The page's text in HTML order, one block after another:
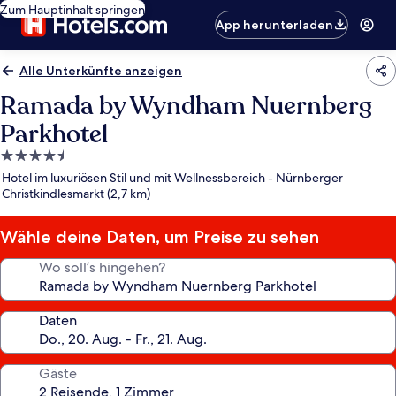
Zum Hauptinhalt springen
App herunterladen
Alle Unterkünfte anzeigen
Ramada by Wyndham Nuernberg
Parkhotel
4.5-
Sterne-
Unterkunft
Hotel im luxuriösen Stil und mit Wellnessbereich - Nürnberger
Christkindlesmarkt (2,7 km)
Wähle deine Daten, um Preise zu sehen
Wo soll’s hingehen?
Daten
Gäste